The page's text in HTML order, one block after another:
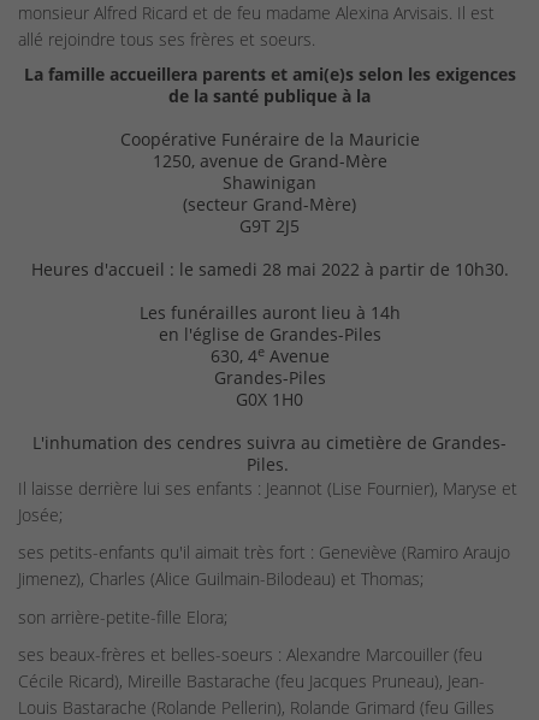
monsieur Alfred Ricard et de feu madame Alexina Arvisais. Il est
allé rejoindre tous ses frères et soeurs.
La famille accueillera parents et ami(e)s selon les exigences
de la santé publique à la
Coopérative Funéraire de la Mauricie
1250, avenue de Grand-Mère
Shawinigan
(secteur Grand-Mère)
G9T 2J5
Heures d'accueil : le samedi 28 mai 2022 à partir de 10h30.
Les funérailles auront lieu à 14h
en l'église de Grandes-Piles
630, 4eAvenue
Grandes-Piles
G0X 1H0
L'inhumation des cendres suivra au cimetière de Grandes-
Piles.
Il laisse derrière lui ses enfants : Jeannot (Lise Fournier), Maryse et
Josée;
ses petits-enfants qu'il aimait très fort : Geneviève (Ramiro Araujo
Jimenez), Charles (Alice Guilmain-Bilodeau) et Thomas;
son arrière-petite-fille Elora;
ses beaux-frères et belles-soeurs : Alexandre Marcouiller (feu
Cécile Ricard), Mireille Bastarache (feu Jacques Pruneau), Jean-
Louis Bastarache (Rolande Pellerin), Rolande Grimard (feu Gilles